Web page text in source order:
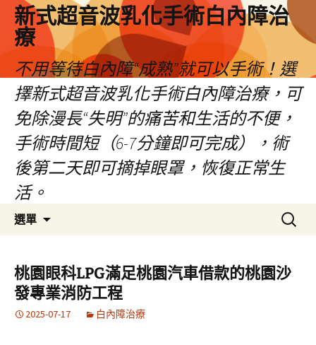
新式超音波乳化手術白內障治
療
不用等待白內障“成熟”就可以手術！選
擇新式超音波乳化手術白內障治療，可
免除漫長“失明”的痛苦和生活的不便，
手術時間短（6-7分鐘即可完成），術
後第二天即可摘掉眼罩，恢復正常生
活。
選單
要
內
容
搜
尋
鍵
字:
桃園眼科LPG滿足桃園汽車借款的桃園沙
發專業消防工程
2025-07-17 白內障治療